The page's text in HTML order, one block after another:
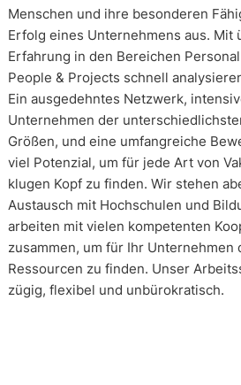
Menschen und ihre besonderen
Erfolg eines Unternehmens aus. Mit
Erfahrung in den Bereichen
People & Projects schnell
Ein ausgedehntes Netzwerk,
Unternehmen der
Größen, und eine umfangreiche
viel Potenzial, um für jede Art von
klugen Kopf zu finden. Wir stehen
Austausch mit Hochschulen und
arbeiten mit vielen kompetenten
zusammen, um für Ihr Unternehmen
Ressourcen zu finden. Unser
zügig, flexibel und unbürokratisch.